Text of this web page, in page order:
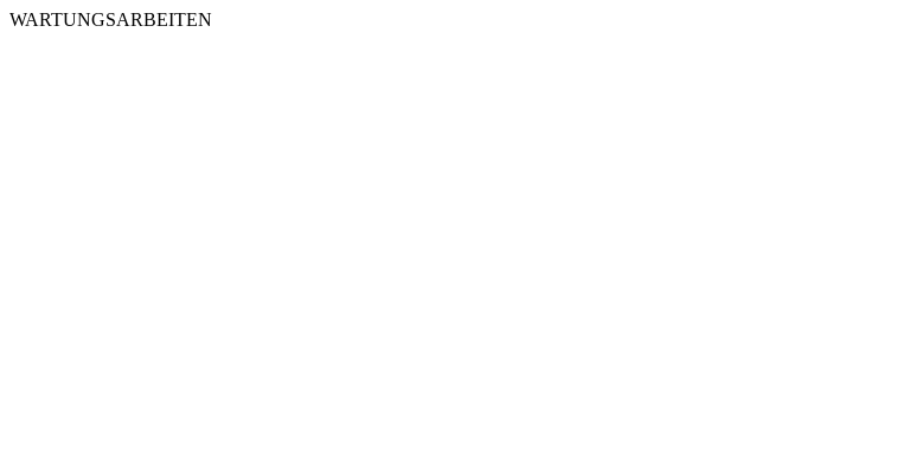
WARTUNGSARBEITEN